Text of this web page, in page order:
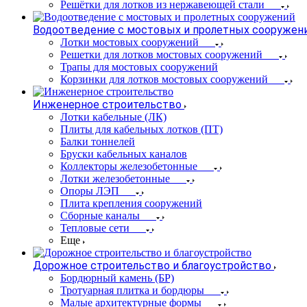
Решётки для лотков из нержавеющей стали
Водоотведение с мостовых и пролетных
Лотки мостовых сооружений
Решетки для лотков мостовых сооружений
Трапы для мостовых сооружений
Корзинки для лотков мостовых сооружений
Инженерное строительство
Лотки кабельные (ЛК)
Плиты для кабельных лотков (ПТ)
Балки тоннелей
Бруски кабельных каналов
Коллекторы железобетонные
Лотки железобетонные
Опоры ЛЭП
Плита крепления сооружений
Сборные каналы
Тепловые сети
Еще
Дорожное строительство и благоустройство
Бордюрный камень (БР)
Тротуарная плитка и бордюры
Малые архитектурные формы